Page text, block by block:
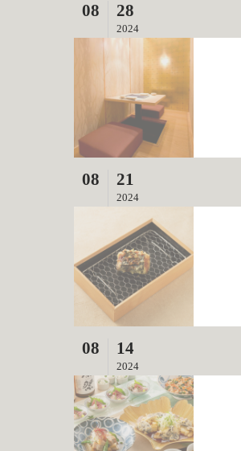
08 28
2024
08 21
2024
08 14
2024